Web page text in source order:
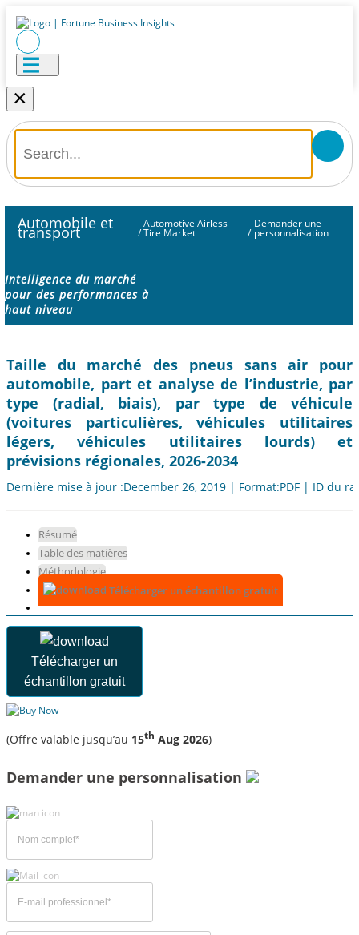
×
Automobile et
transport /
Automotive Airless
Tire Market /
Demander une
personnalisation
Intelligence du marché
pour des performances à
haut niveau
Taille du marché des pneus sans air pour
automobile, part et analyse de l’industrie, par
type (radial, biais), par type de véhicule
(voitures particulières, véhicules utilitaires
légers, véhicules utilitaires lourds) et
prévisions régionales, 2026-2034
Dernière mise à jour :December 26, 2019 | Format:PDF | ID du
Résumé
Table des matières
Méthodologie
Télécharger un échantillon gratuit
Télécharger un
échantillon gratuit
(Offre valable jusqu’au 15th Aug 2026)
Demander une personnalisation